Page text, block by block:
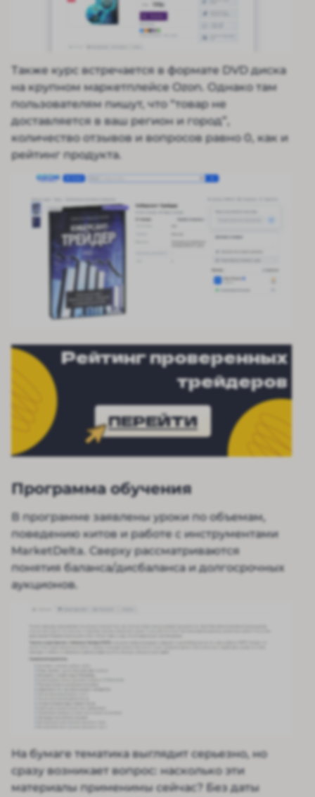
Также курс встречается в формате DVD диска
на крупном маркетплейсе Ozon. Однако там
пользователям пишут, что “товар не
доставляется в ваш регион и город”,
количество отзывов и вопросов равно 0, как и
рейтинг продукта.
Рейтинг проверенных
трейдеров
ПЕРЕЙТИ
Программа обучения
В программе заявлены уроки по объемам,
поведению китов и работе с инструментами
MarketDelta. Сверху рассматриваются
понятия баланса/дисбаланса и долгосрочных
аукционов.
На бумаге тематика выглядит серьезно, но
сразу возникает вопрос: насколько эти
материалы применимы сейчас? Без даты